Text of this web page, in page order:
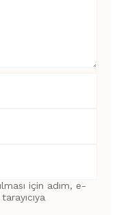
için adım, e-